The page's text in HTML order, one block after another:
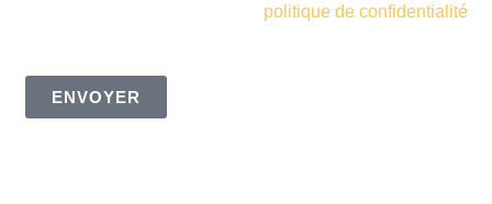
politique de confidentialité
ENVOYER